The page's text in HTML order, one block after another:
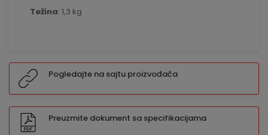
Težina: 1,3 kg
Pogledajte na sajtu proizvođača
Preuzmite dokument sa specifikacijama